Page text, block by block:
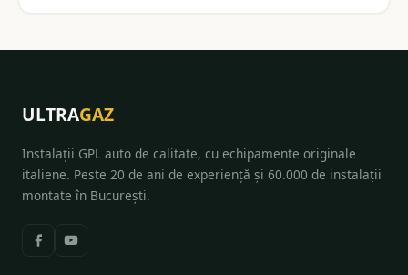
ULTRAGAZ
Instalații GPL auto de calitate, cu echipamente originale
italiene. Peste 20 de ani de experiență și 60.000 de instalații
montate în București.